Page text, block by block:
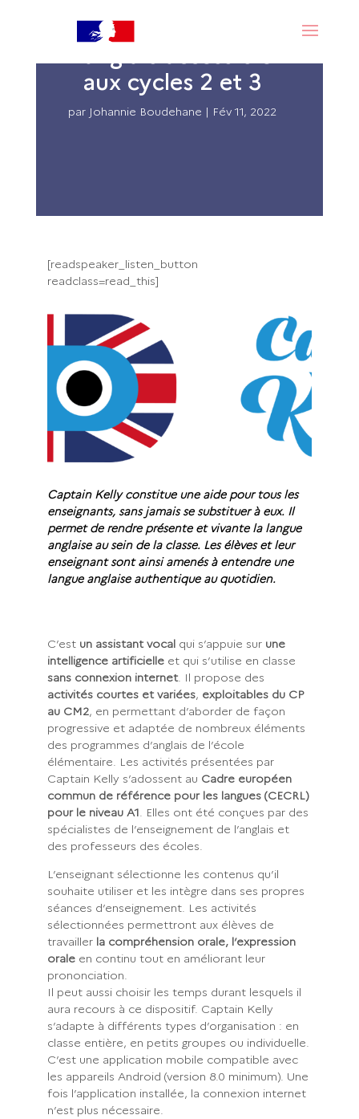
Captain Kelly :
aux cycles 2 et 3
par Johannie Boudehane | Fév 11, 2022
[readspeaker_listen_button
readclass=read_this]
Captain Kelly constitue une aide pour tous les
enseignants, sans jamais se substituer à eux. Il
permet de rendre présente et vivante la langue
anglaise au sein de la classe. Les élèves et leur
enseignant sont ainsi amenés à entendre une
langue anglaise authentique au quotidien.
C’est un assistant vocal qui s’appuie sur une
intelligence artificielle et qui s’utilise en classe
sans connexion internet. Il propose des
activités courtes et variées, exploitables du CP
au CM2, en permettant d’aborder de façon
progressive et adaptée de nombreux éléments
des programmes d’anglais de l’école
élémentaire. Les activités présentées par
Captain Kelly s’adossent au Cadre européen
commun de référence pour les langues (CECRL)
pour le niveau A1. Elles ont été conçues par des
spécialistes de l’enseignement de l’anglais et
des professeurs des écoles.
L’enseignant sélectionne les contenus qu’il
souhaite utiliser et les intègre dans ses propres
séances d’enseignement. Les activités
sélectionnées permettront aux élèves de
travailler la compréhension orale, l’expression
orale en continu tout en améliorant leur
prononciation.
Il peut aussi choisir les temps durant lesquels il
aura recours à ce dispositif. Captain Kelly
s’adapte à différents types d’organisation : en
classe entière, en petits groupes ou individuelle.
C’est une application mobile compatible avec
les appareils Android (version 8.0 minimum). Une
fois l’application installée, la connexion internet
n’est plus nécessaire.